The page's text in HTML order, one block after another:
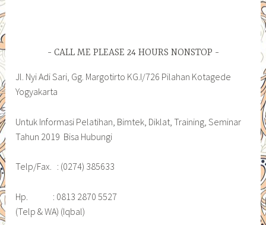
CALL ME PLEASE 24 HOURS NONSTOP
Jl. Nyi Adi Sari, Gg. Margotirto KG.I/726 Pilahan Kotagede
Yogyakarta
Untuk Informasi Pelatihan, Bimtek, Diklat, Training, Seminar
Tahun 2019 Bisa Hubungi
Telp/Fax. : (0274) 385633
Hp. : 0813 2870 5527
(Telp & WA) (Iqbal)